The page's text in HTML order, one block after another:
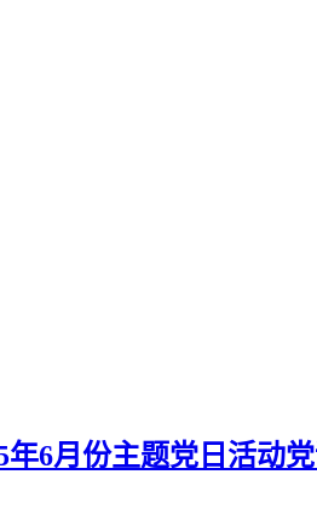
年6月份主题党日活动